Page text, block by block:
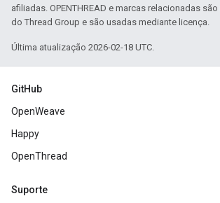
afiliadas. OPENTHREAD e marcas relacionadas
do Thread Group e são usadas mediante licença.
Última atualização 2026-02-18 UTC.
GitHub
OpenWeave
Happy
OpenThread
Suporte